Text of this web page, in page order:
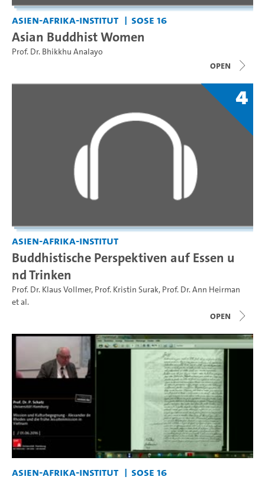
Asien-Afrika-Institut SoSe 16
Asian Buddhist Women
Prof. Dr. Bhikkhu Analayo
open
4
Asien-Afrika-Institut
Buddhistische Perspektiven auf Essen u
nd Trinken
Prof. Dr. Klaus Vollmer, Prof. Kristin Surak, Prof. Dr. Ann Heirman
et al.
open
Asien-Afrika-Institut SoSe 16